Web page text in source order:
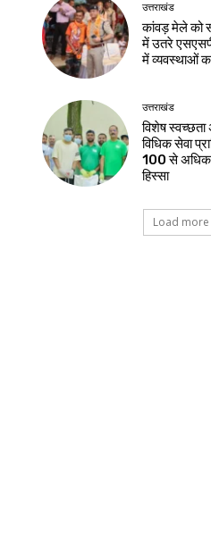
उत्तराखंड
कांवड़ मेले को
में उतरे
में व्यवस्थाओं
उत्तराखंड
विशेष
विधिक सेवा
100 से अधिक
हिस्सा
Load more